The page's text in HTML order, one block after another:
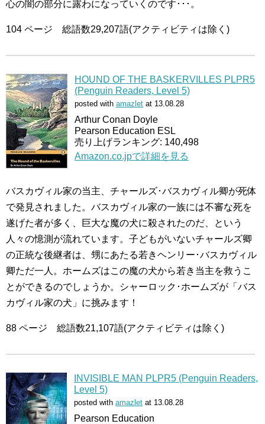
心の闇の部分に露わになっていくのです･･･。
104 ページ 総語数29,207語(アクティビティは除く)
HOUND OF THE BASKERVILLES PLPR5
(Penguin Readers, Level 5)
posted with amazlet at 13.08.28
Arthur Conan Doyle
Pearson Education ESL
売り上げランキング: 140,498
Amazon.co.jpで詳細を見る
バスカヴィル家の当主、チャールズ･バスカヴィル卿が死体
で発見されました。バスカヴィル家の一族には不審な死を
遂げた者が多く、巨大な魔の犬に殺されたのだ、という
人々の憶測が流れています。子どもがいないチャールズ卿
の正統な後継者は、甥にあたる若きヘンリー･バスカヴィル
卿ただ一人。ホームズはこの魔の犬から若き当主を救うこ
とができるのでしょうか。シャーロック･ホームズが「バス
カヴィル家の犬」に挑みます！
88 ページ 総語数21,107語(アクティビティは除く)
INVISIBLE MAN PLPR5 (Penguin Readers,
Level 5)
posted with amazlet at 13.08.28
Pearson Education